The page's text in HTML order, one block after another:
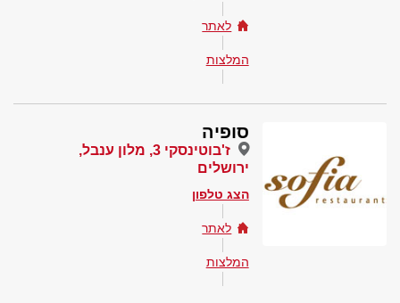
לאתר
המלצות
סופיה
ז'בוטינסקי 3, מלון ענבל,
ירושלים
הצג טלפון
לאתר
המלצות